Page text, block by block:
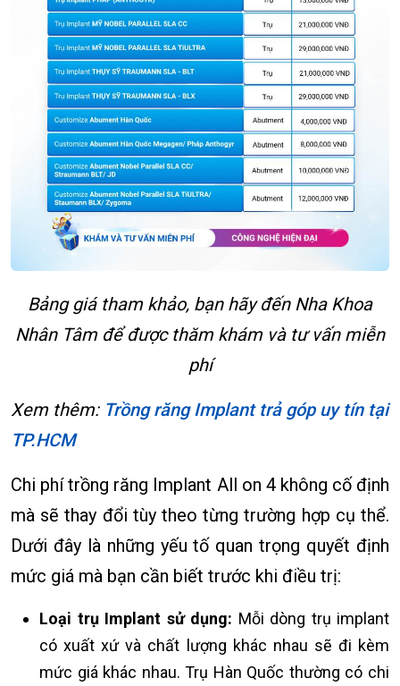
Bảng giá tham khảo, bạn hãy đến Nha Khoa
Nhân Tâm để được thăm khám và tư vấn miễn
phí
Xem thêm: Trồng răng Implant trả góp uy tín tại
TP.HCM
Chi phí trồng răng Implant All on 4 không cố định
mà sẽ thay đổi tùy theo từng trường hợp cụ thể.
Dưới đây là những yếu tố quan trọng quyết định
mức giá mà bạn cần biết trước khi điều trị:
Loại trụ Implant sử dụng: Mỗi dòng trụ implant
có xuất xứ và chất lượng khác nhau sẽ đi kèm
mức giá khác nhau. Trụ Hàn Quốc thường có chi